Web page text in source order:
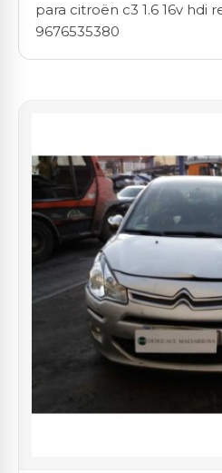
para citroën c3 1.6 16v hdi
9676535380